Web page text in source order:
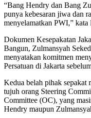
“Bang Hendry dan Bang
punya kebesaran jiwa dan
menyelamatkan PWI,” kata
Dokumen Kesepakatan
Bangun, Zulmansyah
menyatakan komitmen
Persatuan di Jakarta
Kedua belah pihak sepakat
tujuh orang Steering
Committee (OC), yang
Hendry maupun